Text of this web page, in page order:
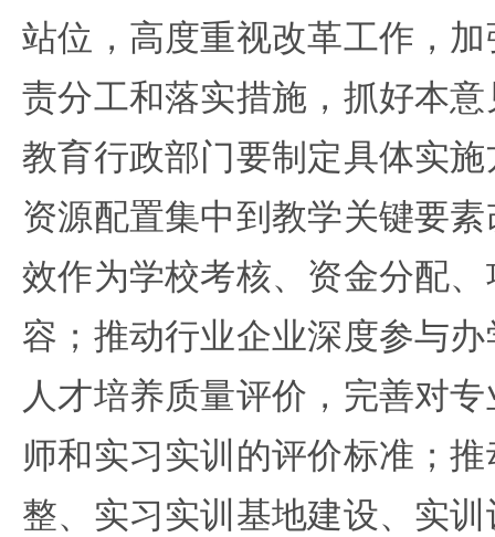
站位，高度重视改革工作，
责分工和落实措施，抓好本
教育行政部门要制定具体实
资源配置集中到教学关键要
效作为学校考核、资金分配
容；推动行业企业深度参与
人才培养质量评价，完善对
师和实习实训的评价标准；
整、实习实训基地建设、实